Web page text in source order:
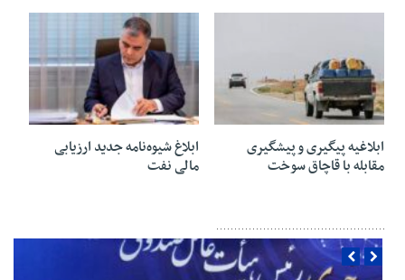
14 مهر 1404
ابلاغیه پیگیری و پیشگیری
مقابله با قاچاق سوخت
04 مرداد 1404
ابلاغ شیوه‌نامه جدید ارزیابی
مالی نفت